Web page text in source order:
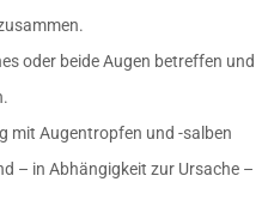
oder beide Augen betreffen und
mit Augentropfen und -salben
– in Abhängigkeit zur Ursache –